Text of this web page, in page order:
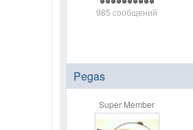
985 сообщений
Pegas
Super Member